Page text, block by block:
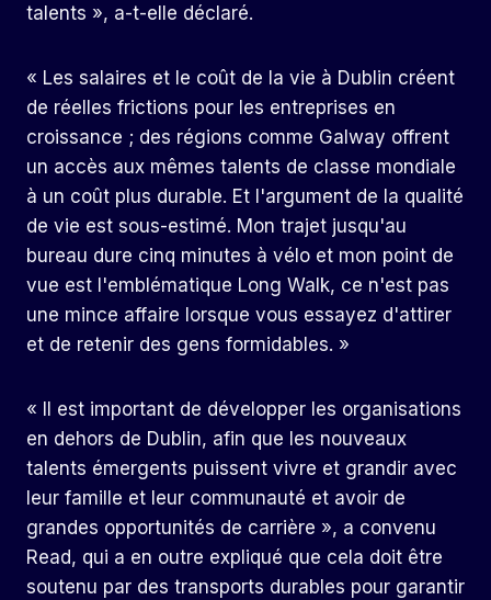
talents », a-t-elle déclaré.
« Les salaires et le coût de la vie à Dublin créent
de réelles frictions pour les entreprises en
croissance ; des régions comme Galway offrent
un accès aux mêmes talents de classe mondiale
à un coût plus durable. Et l'argument de la qualité
de vie est sous-estimé. Mon trajet jusqu'au
bureau dure cinq minutes à vélo et mon point de
vue est l'emblématique Long Walk, ce n'est pas
une mince affaire lorsque vous essayez d'attirer
et de retenir des gens formidables. »
« Il est important de développer les organisations
en dehors de Dublin, afin que les nouveaux
talents émergents puissent vivre et grandir avec
leur famille et leur communauté et avoir de
grandes opportunités de carrière », a convenu
Read, qui a en outre expliqué que cela doit être
soutenu par des transports durables pour garantir